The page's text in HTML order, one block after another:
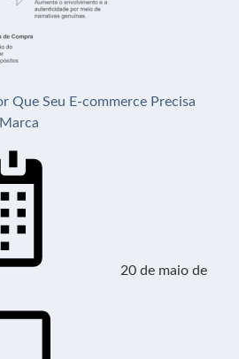
Que Seu E-commerce Precisa
20 de maio de